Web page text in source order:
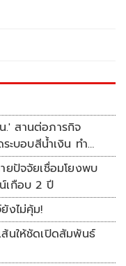
.' สานต่อภารกิจ
ะบอบสีน้ำเงิน ทำ
อน
ยปัจจัยเชื่อมโยงพบ
เกือบ 2 ปี
งไม่คุ้ม!
นให้ชัดเปิดสัมพันธ์